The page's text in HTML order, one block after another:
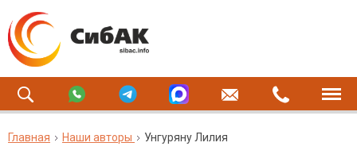
Главная Наши авторы Унгуряну Лилия